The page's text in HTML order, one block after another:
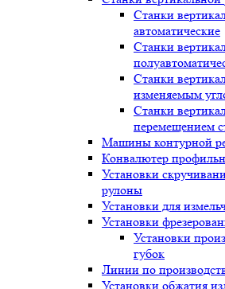
Станки
автоматические
Станки
Станки
изменяемым
Станки
перемещением
Машины контурной
Конвалютер
Установки
рулоны
Установки для
Установки
Установки
губок
Линии по
Установки обжатия